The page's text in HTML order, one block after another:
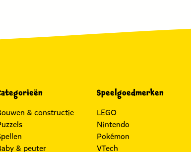
& constructie
& peuter
Speelgoedmerken
LEGO
Nintendo
Pokémon
VTech